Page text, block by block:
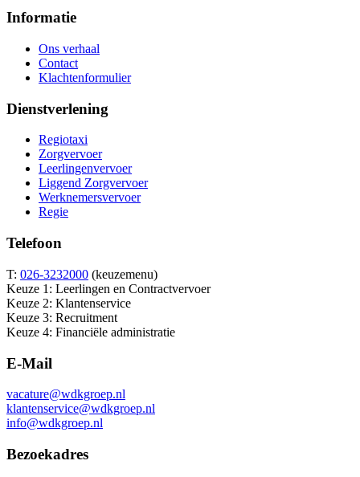
Informatie
Ons verhaal
Contact
Klachtenformulier
Dienstverlening
Regiotaxi
Zorgvervoer
Leerlingenvervoer
Liggend Zorgvervoer
Werknemersvervoer
Regie
Telefoon
T: 026-3232000 (keuzemenu)
Keuze 1: Leerlingen en Contractvervoer
Keuze 2: Klantenservice
Keuze 3: Recruitment
Keuze 4: Financiële administratie
E-Mail
vacature@wdkgroep.nl
klantenservice@wdkgroep.nl
info@wdkgroep.nl
Bezoekadres